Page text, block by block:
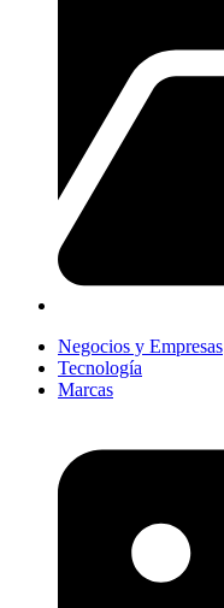
Negocios y Empresas
Tecnología
Marcas